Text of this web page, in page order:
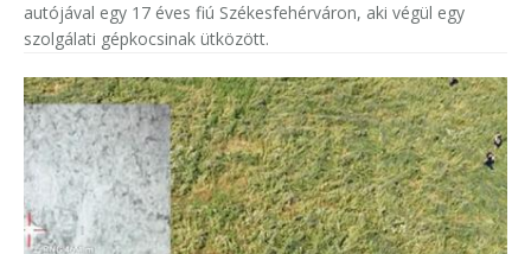
autójával egy 17 éves fiú Székesfehérváron, aki végül egy
szolgálati gépkocsinak ütközött.